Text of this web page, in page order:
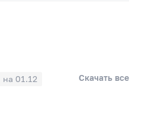
на 01.12 Скачать все